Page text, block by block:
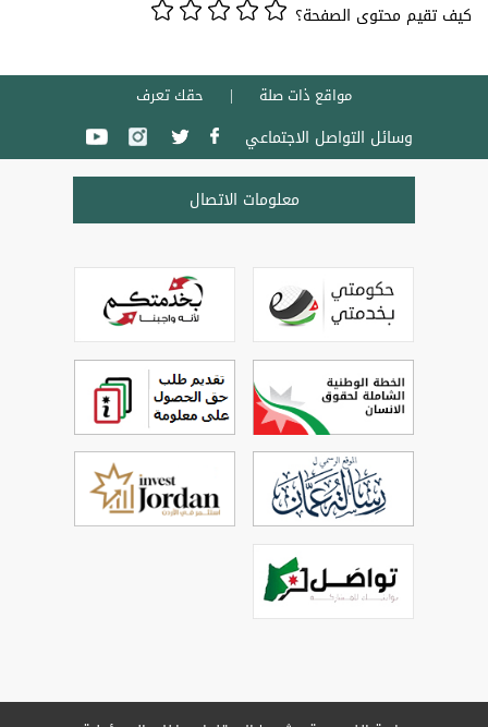
كيف تقيم محتوى الصفحة؟
مواقع ذات صلة حقك تعرف
وسائل التواصل الاجتماعي
معلومات الاتصال